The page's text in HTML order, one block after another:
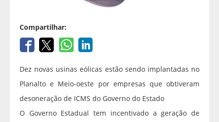
Compartilhar:
Dez novas usinas eólicas estão sendo implantadas no
Planalto e Meio-oeste por empresas que obtiveram
desoneração de ICMS do Governo do Estado
O Governo Estadual tem incentivado a geração de